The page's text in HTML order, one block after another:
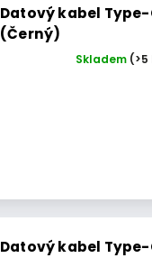
Datový kabel
(Černý)
Skladem (>5
Datový kabel